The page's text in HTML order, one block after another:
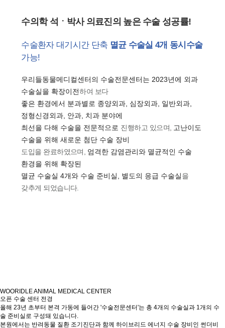
수의학 석ㆍ박사 의료진의 높은 수술 성공률!
수술환자 대기시간 단축 멸균 수술실 4개 동시수술
가능!
우리들동물메디컬센터의 수술전문센터는 2023년에 외과
수술실을 확장이전하여 보다
좋은 환경에서 분과별로 종양외과, 심장외과, 일반외과,
정형신경외과, 안과, 치과 분야에
최선을 다해 수술을 전문적으로 진행하고 있으며,
고난이도
수술을 위해 새로운 첨단 수술 장비
도입을 완료하였으며, 엄격한 감염관리와 멸균적인 수술
환경을 위해 확장된
멸균 수술실 4개와 수술 준비실, 별도의 응급 수술실 을
갖추게 되었습니다.
WOORIDLE ANIMAL MEDICAL CENTER
오픈 수술 센터 전경
올해 23년 초부터 본격 가동에 들어간 '수술전문센터'는 총 4개의 수술실과 1개의 수
술 준비실로 구성돼 있습니다.
본원에서는 반려동물 질환 조기진단과 함께 하이브리드 에너지 수술 장비인 썬더비